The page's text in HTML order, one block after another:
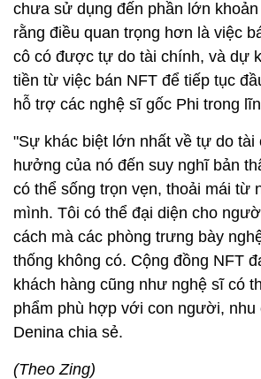
chưa sử dụng đến phần lớn
rằng điều quan trọng hơn là việc
cô có được tự do tài chính, và dự
tiền từ việc bán NFT để tiếp tục
hỗ trợ các nghệ sĩ gốc Phi trong
"Sự khác biệt lớn nhất về tự do tài
hưởng của nó đến suy nghĩ bản
có thể sống trọn vẹn, thoải mái từ
mình. Tôi có thể đại diện cho
cách mà các phòng trưng bày
thống không có. Cộng đồng NFT
khách hàng cũng như nghệ sĩ có
phẩm phù hợp với con người, nhu
Denina chia sẻ.
(Theo Zing)